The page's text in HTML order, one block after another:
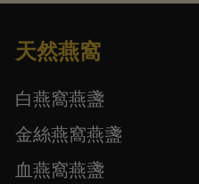
天然燕窩
白燕窩燕盞
金絲燕窩燕盞
血燕窩燕盞